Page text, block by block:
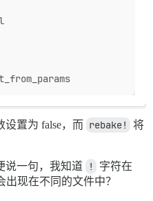
设置为 false，而 rebake!
将
说一句，我知道 !
字符在
现在不同的文件中？